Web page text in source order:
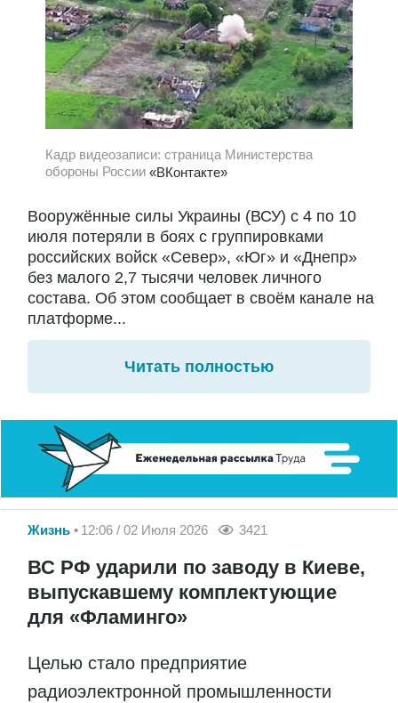
Кадр видеозаписи: страница Министерства
обороны России «ВКонтакте»
Вооружённые силы Украины (ВСУ) с 4 по 10
июля потеряли в боях с группировками
российских войск «Север», «Юг» и «Днепр»
без малого 2,7 тысячи человек личного
состава. Об этом сообщает в своём канале на
платформе...
Читать полностью
Жизнь 12:06 / 02 Июля 2026 3421
ВС РФ ударили по заводу в Киеве,
выпускавшему комплектующие
для «Фламинго»
Целью стало предприятие
радиоэлектронной промышленности